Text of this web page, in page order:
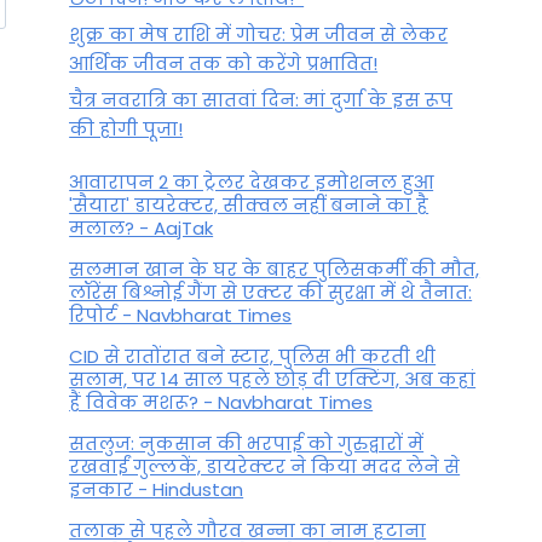
शुक्र का मेष राशि में गोचर: प्रेम जीवन से लेकर
आर्थिक जीवन तक को करेंगे प्रभावित!
चैत्र नवरात्रि का सातवां दिन: मां दुर्गा के इस रूप
की होगी पूजा!
आवारापन 2 का ट्रेलर देखकर इमोशनल हुआ
'सैयारा' डायरेक्टर, सीक्वल नहीं बनाने का है
मलाल? - AajTak
सलमान खान के घर के बाहर पुलिसकर्मी की मौत,
लॉरेंस बिश्नोई गैंग से एक्टर की सुरक्षा में थे तैनात:
रिपोर्ट - Navbharat Times
CID से रातोंरात बने स्टार, पुलिस भी करती थी
सलाम, पर 14 साल पहले छोड़ दी एक्टिंग, अब कहां
हैं विवेक मशरू? - Navbharat Times
सतलुज: नुकसान की भरपाई को गुरुद्वारों में
रखवाईं गुल्लकें, डायरेक्टर ने किया मदद लेने से
इनकार - Hindustan
तलाक से पहले गौरव खन्ना का नाम हटाना